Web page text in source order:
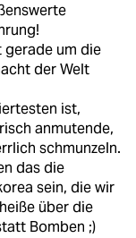
gerade um die
der Welt
ist,
anmutende,
schmunzeln.
das die
sein, die wir
über die
Bomben ;)